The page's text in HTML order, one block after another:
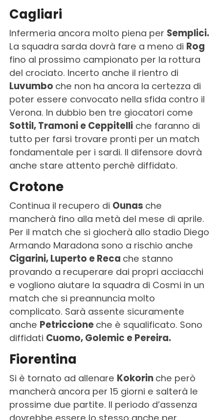
Cagliari
Infermeria ancora molto piena per Semplici.
La squadra sarda dovrà fare a meno di Rog
fino al prossimo campionato per la rottura
del crociato. Incerto anche il rientro di
Luvumbo che non ha ancora la certezza di
poter essere convocato nella sfida contro il
Verona. In dubbio ben tre giocatori come
Sottil, Tramoni e Ceppitelliche faranno di
tutto per farsi trovare pronti per un match
fondamentale per i sardi. Il difensore dovrà
anche stare attento perchè diffidato.
Crotone
Continua il recupero di Ounas che
mancherà fino alla metà del mese di aprile.
Per il match che si giocherà allo stadio Diego
Armando Maradona sono a rischio anche
Cigarini, Luperto e Reca che stanno
provando a recuperare dai propri acciacchi
e vogliono aiutare la squadra di Cosmi in un
match che si preannuncia molto
complicato. Sarà assente sicuramente
anche Petriccione che è squalificato. Sono
diffidati Cuomo, Golemic e Pereira.
Fiorentina
Si è tornato ad allenare Kokorin che però
mancherà ancora per 15 giorni e salterà le
prossime due partite. Il periodo d’assenza